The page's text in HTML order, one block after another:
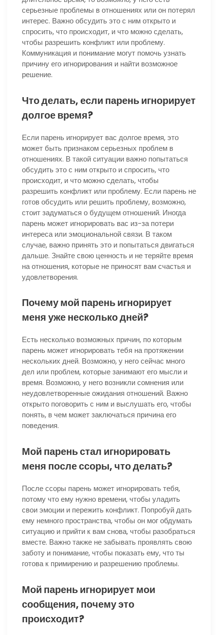
серьезные проблемы в отношениях или он потерял
интерес. Важно обсудить это с ним открыто и
спросить, что происходит, и что можно сделать,
чтобы разрешить конфликт или проблему.
Коммуникация и понимание могут помочь узнать
причину его игнорирования и найти возможное
решение.
Что делать, если парень игнорирует
долгое время?
Если парень игнорирует вас долгое время, это
может быть признаком серьезных проблем в
отношениях. В такой ситуации важно попытаться
обсудить это с ним открыто и спросить, что
происходит, и что можно сделать, чтобы
разрешить конфликт или проблему. Если парень не
готов обсудить или решить проблему, возможно,
стоит задуматься о будущем отношений. Иногда
парень может игнорировать вас из-за потери
интереса или эмоциональной связи. В таком
случае, важно принять это и попытаться двигаться
дальше. Знайте свою ценность и не теряйте время
на отношения, которые не приносят вам счастья и
удовлетворения.
Почему мой парень игнорирует
меня уже несколько дней?
Есть несколько возможных причин, по которым
парень может игнорировать тебя на протяжении
нескольких дней. Возможно, у него сейчас много
дел или проблем, которые занимают его мысли и
время. Возможно, у него возникли сомнения или
неудовлетворенные ожидания отношений. Важно
открыто поговорить с ним и выслушать его, чтобы
понять, в чем может заключаться причина его
поведения.
Мой парень стал игнорировать
меня после ссоры, что делать?
После ссоры парень может игнорировать тебя,
потому что ему нужно времени, чтобы уладить
свои эмоции и пережить конфликт. Попробуй дать
ему немного пространства, чтобы он мог обдумать
ситуацию и прийти к вам снова, чтобы разобраться
вместе. Важно также не забывать проявлять свою
заботу и понимание, чтобы показать ему, что ты
готова к примирению и разрешению проблемы.
Мой парень игнорирует мои
сообщения, почему это
происходит?